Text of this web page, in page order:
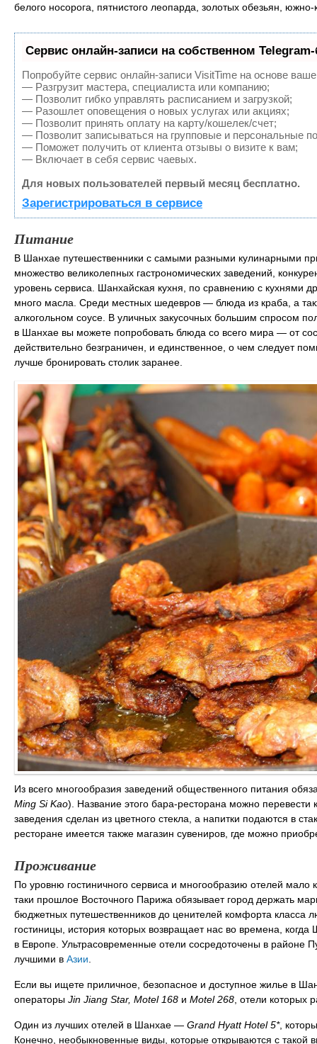
белого носорога, пятнистого леопарда, золотых обезьян,
Сервис онлайн-записи на собственном Telegram-
Попробуйте сервис онлайн-записи VisitTime на основе
— Разгрузит мастера, специалиста или компанию;
— Позволит гибко управлять расписанием и загрузкой;
— Разошлет оповещения о новых услугах или акциях;
— Позволит принять оплату на карту/кошелек/счет;
— Позволит записываться на групповые и персональные
— Поможет получить от клиента отзывы о визите к вам;
— Включает в себя сервис чаевых.
Для новых пользователей первый месяц бесплатно.
Зарегистрироваться в сервисе
Питание
В Шанхае путешественники с самыми разными кулинарными
множество великолепных гастрономических заведений,
уровень сервиса. Шанхайская кухня, по сравнению с кухнями
много масла. Среди местных шедевров — блюда из краба, а
алкогольном соусе. В уличных закусочных большим спросом
в Шанхае вы можете попробовать блюда со всего мира ― от
действительно безграничен, и единственное, о чем следует
лучше бронировать столик заранее.
Из всего многообразия заведений общественного питания
Ming Si Kao). Название этого бара-ресторана можно
заведения сделан из цветного стекла, а напитки подаются в
ресторане имеется также магазин сувениров, где можно
Проживание
По уровню гостиничного сервиса и многообразию отелей
таки прошлое Восточного Парижа обязывает город держать
бюджетных путешественников до ценителей комфорта класса
гостиницы, история которых возвращает нас во времена,
в Европе. Ультрасовременные отели сосредоточены в районе
лучшими в Азии
Если вы ищете приличное, безопасное и доступное жилье в
операторы Jin Jiang Star, Motel 168 и Motel 268 , отели
Один из лучших отелей в Шанхае — Grand Hyatt Hotel 5*,
Конечно, необыкновенные виды, которые открываются с такой